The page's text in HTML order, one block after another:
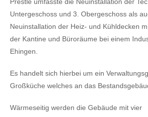
Untergeschoss und 3. Obergeschoss als
Neuinstallation der Heiz- und Kühldecken
der Kantine und Büroräume bei einem
Ehingen.
Es handelt sich hierbei um ein
Großküche welches an das
Wärmeseitig werden die Gebäude mit vier